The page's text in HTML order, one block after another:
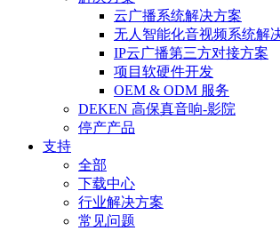
云广播系统解决方案
无人智能化音视频系统解
IP云广播第三方对接方案
项目软硬件开发
OEM & ODM 服务
DEKEN 高保真音响-影院
停产产品
支持
全部
下载中心
行业解决方案
常见问题